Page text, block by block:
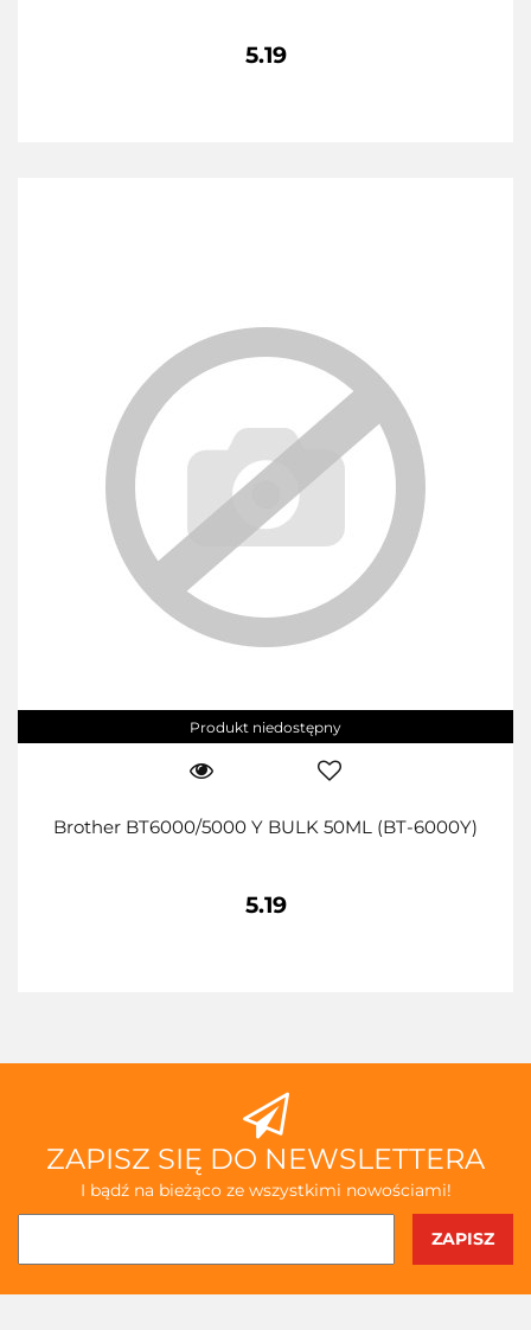
5.19
Produkt niedostępny
Brother BT6000/5000 Y BULK 50ML (BT-6000Y)
5.19
ZAPISZ SIĘ DO NEWSLETTERA
I bądź na bieżąco ze wszystkimi nowościami!